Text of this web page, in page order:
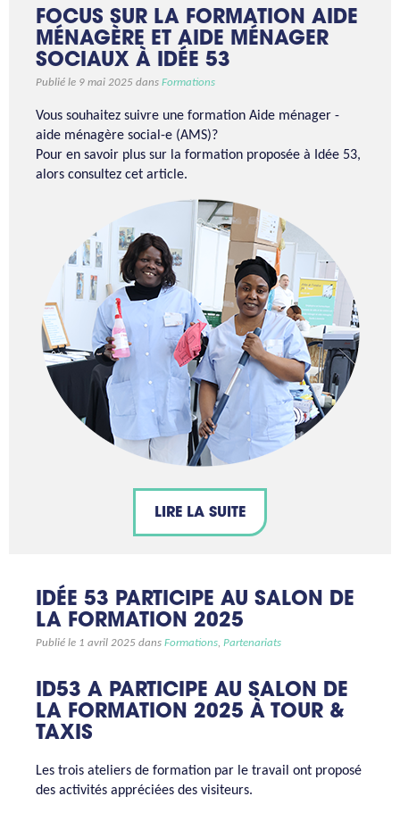
FOCUS SUR LA FORMATION AIDE
MÉNAGÈRE ET AIDE MÉNAGER
SOCIAUX À IDÉE 53
Publié le 9 mai 2025 dans Formations
Vous souhaitez suivre une formation Aide ménager -
aide ménagère social-e (AMS)?
Pour en savoir plus sur la formation proposée à Idée 53,
alors consultez cet article.
LIRE LA SUITE
IDÉE 53 PARTICIPE AU SALON DE
LA FORMATION 2025
Publié le 1 avril 2025 dans Formations, Partenariats
ID53 A PARTICIPE AU SALON DE
LA FORMATION 2025 À TOUR &
TAXIS
Les trois ateliers de formation par le travail ont proposé
des activités appréciées des visiteurs.